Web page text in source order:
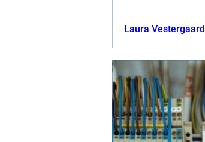
Laura Vestergaard